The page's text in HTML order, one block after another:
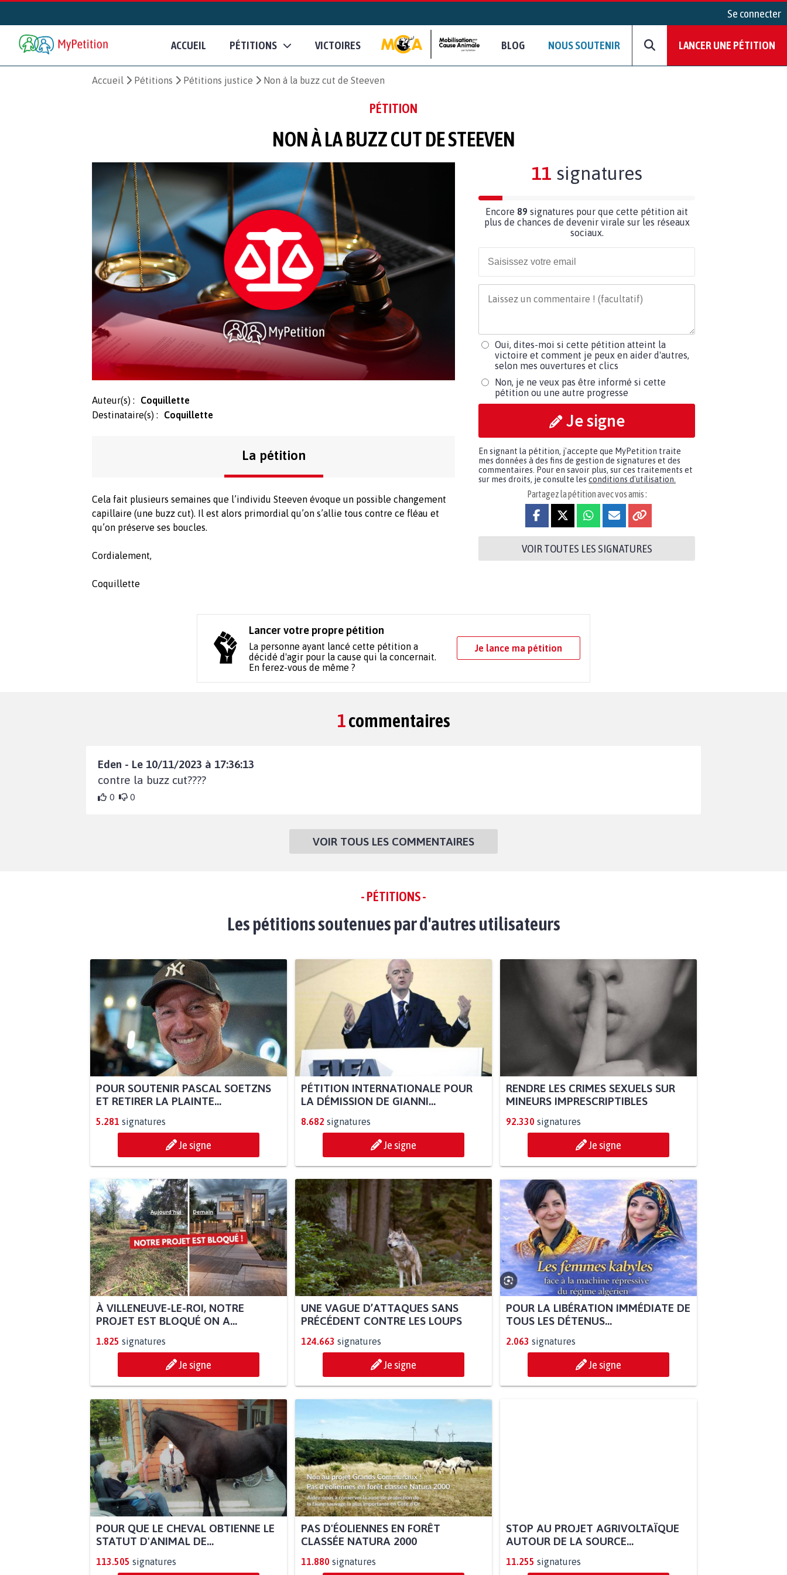
Se connecter
ACCUEIL PÉTITIONS VICTOIRES BLOG NOUS SOUTENIR LANCER UNE PÉTITION
Accueil Pétitions Pétitions justice Non à la buzz cut de Steeven
PÉTITION
NON À LA BUZZ CUT DE STEEVEN
Auteur(s) :
Coquillette
Destinataire(s) :
Coquillette
La pétition
Cela fait plusieurs semaines que l’individu Steeven évoque un possible changement
capillaire (une buzz cut). Il est alors primordial qu’on s’allie tous contre ce fléau et
qu’on préserve ses boucles.
Cordialement,
Coquillette
11 signatures
Encore 89 signatures pour que cette pétition ait
plus de chances de devenir virale sur les réseaux
sociaux.
Oui, dites-moi si cette pétition atteint la
victoire et comment je peux en aider d'autres,
selon mes ouvertures et clics
Non, je ne veux pas être informé si cette
pétition ou une autre progresse
Je signe
En signant la pétition, j'accepte que MyPetition traite
mes données à des fins de gestion de signatures et des
commentaires. Pour en savoir plus, sur ces traitements et
sur mes droits, je consulte les conditions d'utilisation.
Partagez la pétition avec vos amis :
VOIR TOUTES LES SIGNATURES
Lancer votre propre pétition
La personne ayant lancé cette pétition a
décidé d'agir pour la cause qui la concernait.
En ferez-vous de même ?
Je lance ma pétition
1commentaires
Eden - Le 10/11/2023 à 17:36:13
contre la buzz cut????
0 0
VOIR TOUS LES COMMENTAIRES
- PÉTITIONS -
Les pétitions soutenues par d'autres utilisateurs
POUR SOUTENIR PASCAL SOETZNS
ET RETIRER LA PLAINTE...
5.281 signatures
Je signe
PÉTITION INTERNATIONALE POUR
LA DÉMISSION DE GIANNI...
8.682 signatures
Je signe
RENDRE LES CRIMES SEXUELS SUR
MINEURS IMPRESCRIPTIBLES
92.330 signatures
Je signe
À VILLENEUVE-LE-ROI, NOTRE
PROJET EST BLOQUÉ ON A...
1.825 signatures
Je signe
UNE VAGUE D’ATTAQUES SANS
PRÉCÉDENT CONTRE LES LOUPS
124.663 signatures
Je signe
POUR LA LIBÉRATION IMMÉDIATE DE
TOUS LES DÉTENUS...
2.063 signatures
Je signe
POUR QUE LE CHEVAL OBTIENNE LE
STATUT D'ANIMAL DE...
113.505 signatures
PAS D'ÉOLIENNES EN FORÊT
CLASSÉE NATURA 2000
11.880 signatures
STOP AU PROJET AGRIVOLTAÏQUE
AUTOUR DE LA SOURCE...
11.255 signatures